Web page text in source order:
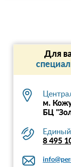
Для
м.
БЦ
8 495